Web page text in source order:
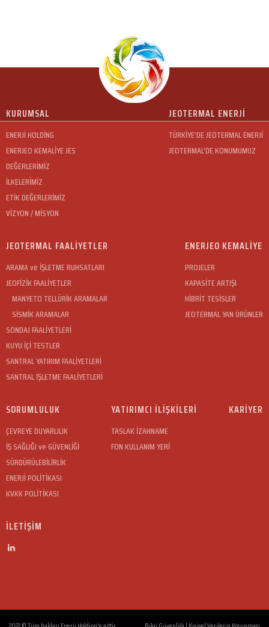
KURUMSAL
ENERJİ HOLDİNG
ENERJEO KEMALİYE JES
DEĞERLERİMİZ
İLKELERİMİZ
ETİK DEĞERLERİMİZ
VİZYON / MİSYON
JEOTERMAL ENERJİ
TÜRKİYE’DE JEOTERMAL ENERJİ
JEOTERMAL’DE KONUMUMUZ
JEOTERMAL FAALİYETLER
ARAMA ve İŞLETME RUHSATLARI
JEOFİZİK FAALİYETLER
MANYETO TELLÜRİK ARAMALAR
SİSMİK ARAMALAR
SONDAJ FAALİYETLERİ
KUYU İÇİ TESTLER
SANTRAL YATIRIM FAALİYETLERİ
SANTRAL İŞLETME FAALİYETLERİ
ENERJEO KEMALİYE
PROJELER
KAPASİTE ARTIŞI
HİBRİT TESİSLER
JEOTERMAL YAN ÜRÜNLER
SORUMLULUK
ÇEVREYE DUYARLILIK
İŞ SAĞLIĞI ve GÜVENLİĞİ
SÜRDÜRÜLEBİLİRLİK
ENERJİ POLİTİKASI
KVKK POLİTİKASI
YATIRIMCI İLİŞKİLERİ
TASLAK İZAHNAME
FON KULLANIM YERİ
KARİYER
İLETİŞİM